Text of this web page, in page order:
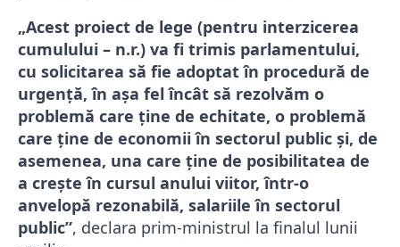
„Acest proiect de lege (pentru interzicerea
cumulului – n.r.) va fi trimis parlamentului,
cu solicitarea să fie adoptat în procedură de
urgență, în așa fel încât să rezolvăm o
problemă care ține de echitate, o problemă
care ține de economii în sectorul public și, de
asemenea, una care ține de posibilitatea de
a crește în cursul anului viitor, într-o
anvelopă rezonabilă, salariile în sectorul
public”, declara prim-ministrul la finalul lunii